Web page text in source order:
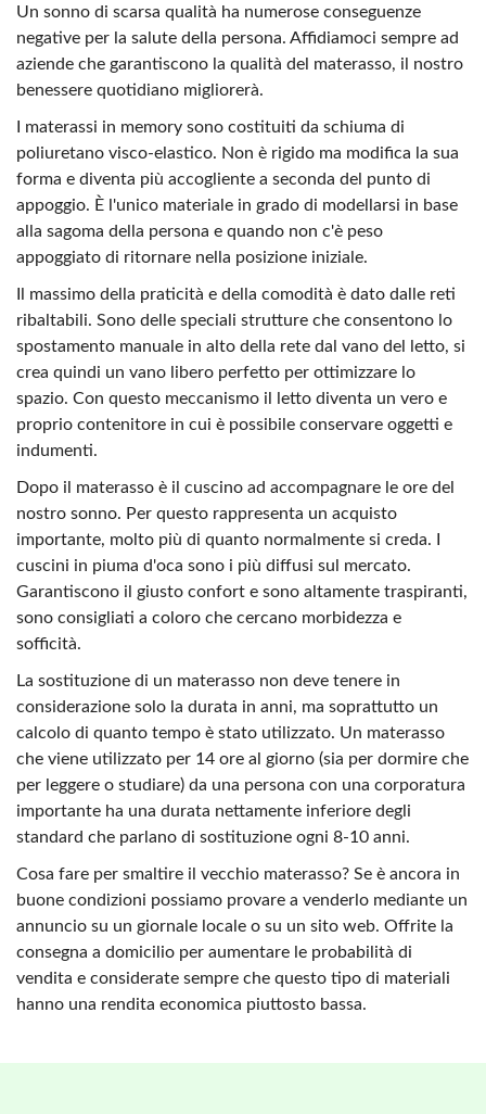
Un sonno di scarsa qualità ha numerose conseguenze
negative per la salute della persona. Affidiamoci sempre ad
aziende che garantiscono la qualità del materasso, il nostro
benessere quotidiano migliorerà.
I materassi in memory sono costituiti da schiuma di
poliuretano visco-elastico. Non è rigido ma modifica la sua
forma e diventa più accogliente a seconda del punto di
appoggio. È l'unico materiale in grado di modellarsi in base
alla sagoma della persona e quando non c'è peso
appoggiato di ritornare nella posizione iniziale.
Il massimo della praticità e della comodità è dato dalle reti
ribaltabili. Sono delle speciali strutture che consentono lo
spostamento manuale in alto della rete dal vano del letto, si
crea quindi un vano libero perfetto per ottimizzare lo
spazio. Con questo meccanismo il letto diventa un vero e
proprio contenitore in cui è possibile conservare oggetti e
indumenti.
Dopo il materasso è il cuscino ad accompagnare le ore del
nostro sonno. Per questo rappresenta un acquisto
importante, molto più di quanto normalmente si creda. I
cuscini in piuma d'oca sono i più diffusi sul mercato.
Garantiscono il giusto confort e sono altamente traspiranti,
sono consigliati a coloro che cercano morbidezza e
sofficità.
La sostituzione di un materasso non deve tenere in
considerazione solo la durata in anni, ma soprattutto un
calcolo di quanto tempo è stato utilizzato. Un materasso
che viene utilizzato per 14 ore al giorno (sia per dormire che
per leggere o studiare) da una persona con una corporatura
importante ha una durata nettamente inferiore degli
standard che parlano di sostituzione ogni 8-10 anni.
Cosa fare per smaltire il vecchio materasso? Se è ancora in
buone condizioni possiamo provare a venderlo mediante un
annuncio su un giornale locale o su un sito web. Offrite la
consegna a domicilio per aumentare le probabilità di
vendita e considerate sempre che questo tipo di materiali
hanno una rendita economica piuttosto bassa.